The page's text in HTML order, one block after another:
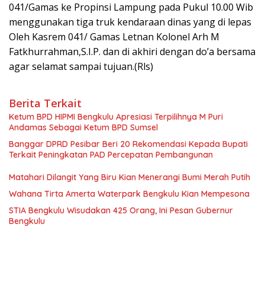
041/Gamas ke Propinsi Lampung pada Pukul 10.00 Wib
menggunakan tiga truk kendaraan dinas yang di lepas
Oleh Kasrem 041/ Gamas Letnan Kolonel Arh M
Fatkhurrahman,S.I.P. dan di akhiri dengan do’a bersama
agar selamat sampai tujuan.(Rls)
Berita Terkait
Ketum BPD HIPMI Bengkulu Apresiasi Terpilihnya M Puri
Andamas Sebagai Ketum BPD Sumsel
Banggar DPRD Pesibar Beri 20 Rekomendasi Kepada Bupati
Terkait Peningkatan PAD Percepatan Pembangunan
Matahari Dilangit Yang Biru Kian Menerangi Bumi Merah Putih
Wahana Tirta Amerta Waterpark Bengkulu Kian Mempesona
STIA Bengkulu Wisudakan 425 Orang, Ini Pesan Gubernur
Bengkulu